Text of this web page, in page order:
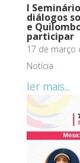
I
diálogos
e
participar
17 de março
Notícia
ler mais...